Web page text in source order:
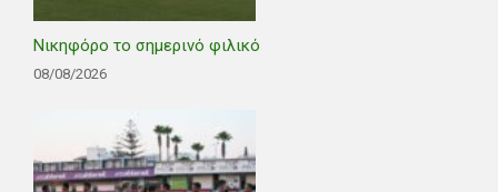
Νικηφόρο το σημερινό φιλικό
08/08/2026